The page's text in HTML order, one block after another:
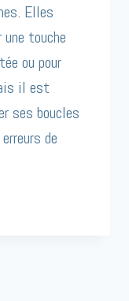
Elles
touche
ou pour
il est
ses boucles
de